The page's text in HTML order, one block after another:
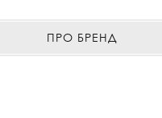
ПРО БРЕНД